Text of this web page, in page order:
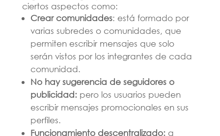
ciertos aspectos como:
Crear comunidades: está formado por
varias subredes o comunidades, que
permiten escribir mensajes que solo
serán vistos por los integrantes de cada
comunidad.
No hay sugerencia de seguidores o
publicidad:pero los usuarios pueden
escribir mensajes promocionales en sus
perfiles.
Funcionamiento descentralizado:a